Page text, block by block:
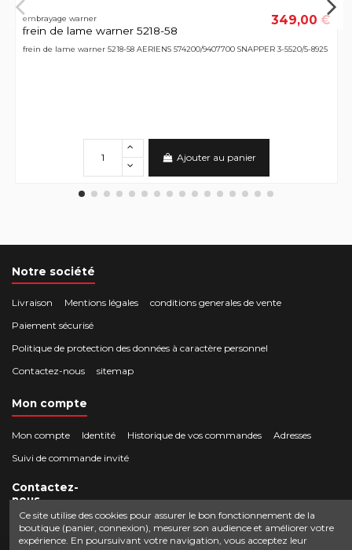
embrayage warner
frein de lame warner 5218-58
349,00 €
frein de lame warner 5218-58 AERIENS 574200/9407700 SNAPPER 3-5520/5-8925
Ajouter au panier
Notre société
Livraison Mentions légales
conditions generales de vente
Paiement sécurisé
Politique de protection des données à caractère personnel
Contactez-nous
sitemap
Mon compte
Mon compte Identité Historique de vos commandes
Adresses
Suivi de commande invité
Contactez-
nous
Crocbois-motoculture.com
50 route de Villefort 48800 Pied-de-Borne
0624436257
Ce site utilise des cookies pour assurer le bon fonctionnement de la
boutique (panier, connexion), mesurer son audience et améliorer votre
expérience. En poursuivant votre navigation, vous acceptez leur